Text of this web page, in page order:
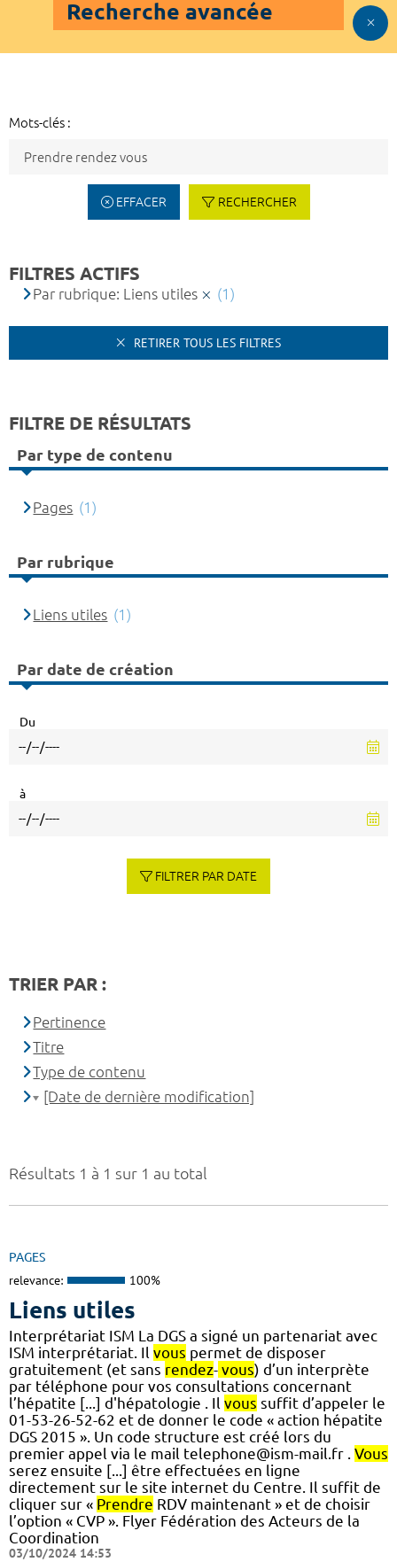
Recherche avancée
Mots-clés :
EFFACER RECHERCHER
Résultats 1 à 1 sur 1 au total
PAGES
relevance: 100%
Liens utiles
Interprétariat ISM La DGS a signé un partenariat avec
ISM interprétariat. Il vous permet de disposer
gratuitement (et sans rendez- vous) d’un interprète
par téléphone pour vos consultations concernant
l’hépatite [...] d'hépatologie . Il vous suffit d’appeler le
01-53-26-52-62 et de donner le code « action hépatite
DGS 2015 ». Un code structure est créé lors du
premier appel via le mail telephone@ism-mail.fr . Vous
serez ensuite [...] être effectuées en ligne
directement sur le site internet du Centre. Il suffit de
cliquer sur « Prendre RDV maintenant » et de choisir
l’option « CVP ». Flyer Fédération des Acteurs de la
Coordination
03/10/2024 14:53
FILTRES ACTIFS
Par rubrique: Liens utiles (1)
RETIRER TOUS LES FILTRES
FILTRE DE RÉSULTATS
Par type de contenu
Pages (1)
Par rubrique
Liens utiles (1)
Par date de création
Du
à
FILTRER PAR DATE
TRIER PAR :
Pertinence
Titre
Type de contenu
[Date de dernière modification]